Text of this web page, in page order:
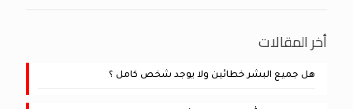
أخر المقالات
هل جميع البشر خطائين ولا يوجد شخص كامل ؟